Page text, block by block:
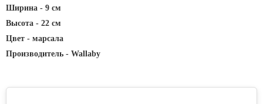
Ширина - 9 см
Высота - 22 см
Цвет - марсала
Производитель - Wallaby